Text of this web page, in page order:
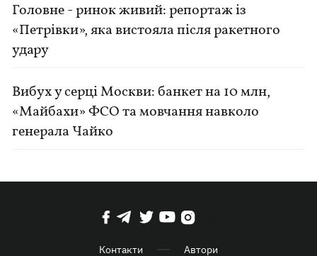
Головне - ринок живий: репортаж із
«Петрівки», яка вистояла після ракетного
удару
Вибух у серці Москви: банкет на 10 млн,
«Майбахи» ФСО та мовчання навколо
генерала Чайко
Контакти Автори